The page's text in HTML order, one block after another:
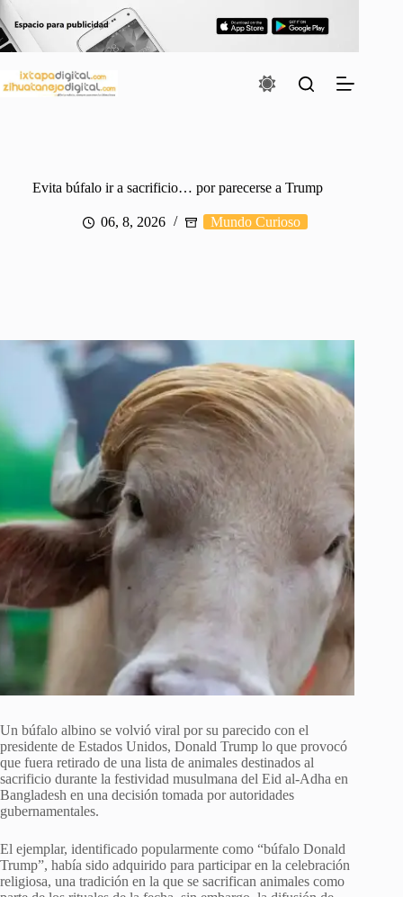
al
contenido
Evita búfalo ir a sacrificio… por parecerse a Trump
06, 8, 2026 Mundo Curioso
Un búfalo albino se volvió viral por su parecido con el
presidente de Estados Unidos, Donald Trump lo que provocó
que fuera retirado de una lista de animales destinados al
sacrificio durante la festividad musulmana del Eid al-Adha en
Bangladesh en una decisión tomada por autoridades
gubernamentales.
El ejemplar, identificado popularmente como “búfalo Donald
Trump”, había sido adquirido para participar en la celebración
religiosa, una tradición en la que se sacrifican animales como